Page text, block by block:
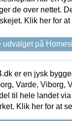
de over nettet.
Klik her for
udvalget på
er en jysk
Varde, Viborg,
til hele landet
Klik her for at